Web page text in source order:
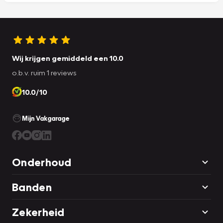
Wij krijgen gemiddeld een 10.0
o.b.v. ruim 1 reviews
10.0/10
Mijn Vakgarage
Onderhoud
Banden
Zekerheid